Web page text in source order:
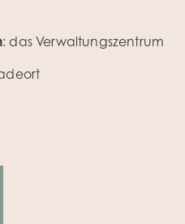
: das Verwaltungszentrum